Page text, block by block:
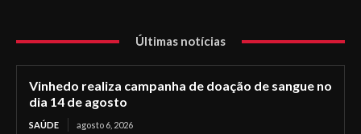
Últimas notícias
Vinhedo realiza campanha de doação de sangue no
dia 14 de agosto
SAÚDE agosto 6, 2026